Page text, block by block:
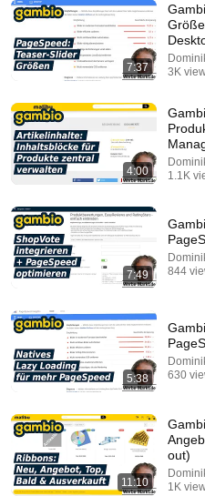
2 Ways to Make a QR
Simple QR Code
Mariah Magazine •
10 US Bread Brands to
Actually Safe
Consumer Exposed 3.3M
7:37
3K
4:00
1.1K
7:49
844
5:38
630
11:10
out)
1K